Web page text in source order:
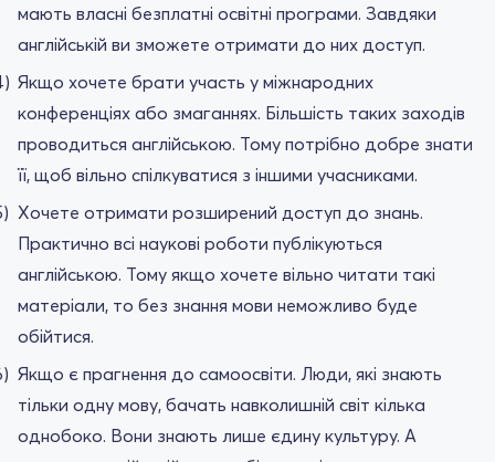
мають власні безплатні освітні програми. Завдяки
англійській ви зможете отримати до них доступ.
Якщо хочете брати участь у міжнародних
конференціях або змаганнях. Більшість таких заходів
проводиться англійською. Тому потрібно добре знати
її, щоб вільно спілкуватися з іншими учасниками.
Хочете отримати розширений доступ до знань.
Практично всі наукові роботи публікуються
англійською. Тому якщо хочете вільно читати такі
матеріали, то без знання мови неможливо буде
обійтися.
Якщо є прагнення до самоосвіти. Люди, які знають
тільки одну мову, бачать навколишній світ кілька
однобоко. Вони знають лише єдину культуру. А